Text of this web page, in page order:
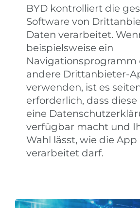
BYD kontrolliert die
Software von
Daten verarbeitet.
beispielsweise ein
Navigationsprogramm
andere Drittanbieter-
verwenden, ist es
erforderlich, dass
eine
verfügbar macht und
Wahl lässt, wie die
verarbeitet darf.